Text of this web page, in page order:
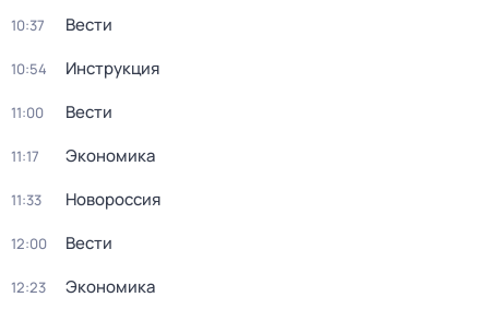
10:37 Вести
10:54 Инструкция
11:00 Вести
11:17 Экономика
11:33 Новороссия
12:00 Вести
12:23 Экономика